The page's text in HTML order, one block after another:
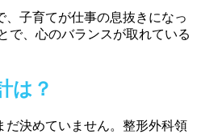
、子育てが仕事の息抜きになっ
で、心のバランスが取れている
は ？
だ決めていません。整形外科領